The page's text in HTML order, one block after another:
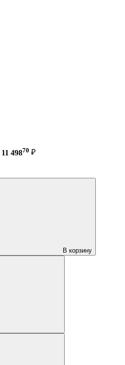
11 49870 ₽
В корзину